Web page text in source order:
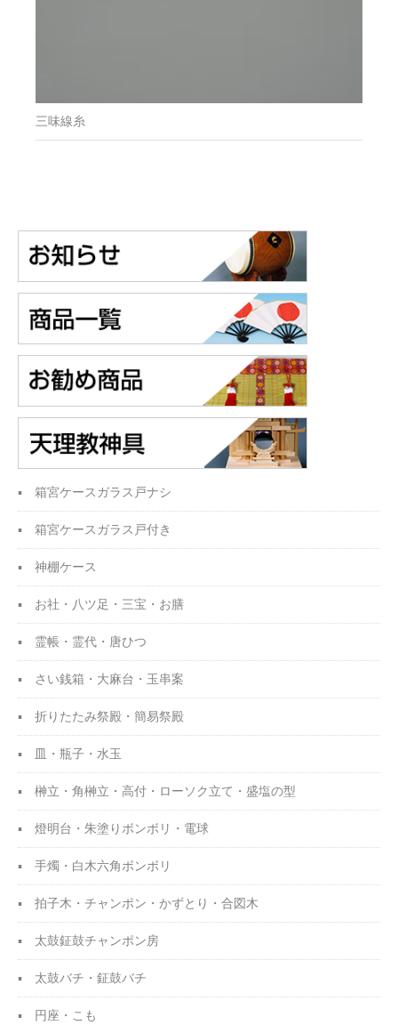
三味線糸
箱宮ケースガラス戸ナシ
箱宮ケースガラス戸付き
神棚ケース
お社・八ツ足・三宝・ お膳
霊帳・霊代・唐ひつ
さい銭箱・大麻台・ 玉串案
折りたたみ祭殿・ 簡易祭殿
皿・瓶子・水玉
榊立・角榊立・高付・ ローソク立て・盛塩の型
燈明台・朱塗りボンボリ・電球
手燭・白木六角ボンボリ
拍子木・チャンポン・ かずとり・合図木
太鼓鉦鼓チャンポン房
太鼓バチ・鉦鼓バチ
円座・こも